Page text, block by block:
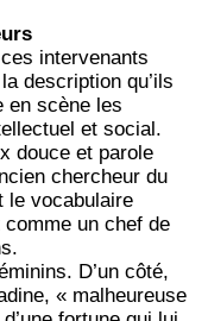
ces intervenants
description qu’ils
en scène les
et social.
douce et parole
chercheur du
le vocabulaire
un chef de
D’un côté,
« malheureuse